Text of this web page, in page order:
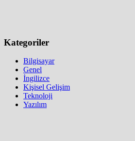
Kategoriler
Bilgisayar
Genel
İngilizce
Kişisel Gelişim
Teknoloji
Yazılım